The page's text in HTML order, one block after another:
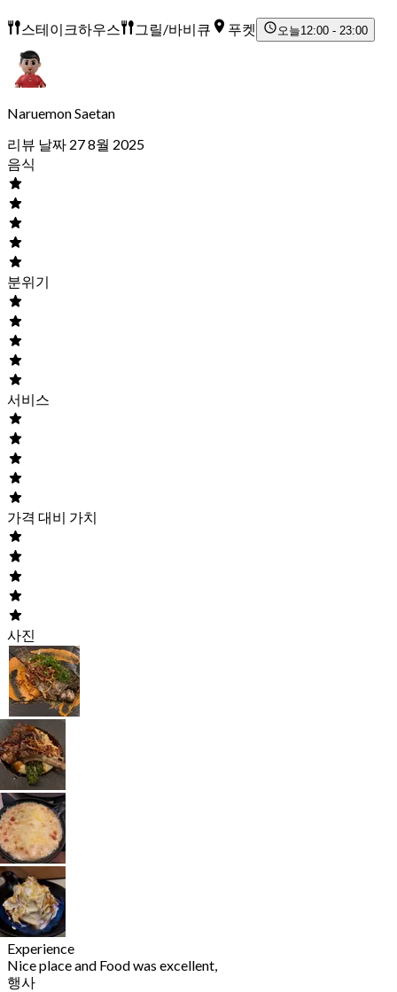
스테이크하우스 그릴/바비큐 푸켓 오늘12:00 - 23:00
Naruemon Saetan
리뷰 날짜 27 8월 2025
음식
분위기
서비스
가격 대비 가치
사진
Experience
Nice place and Food was excellent,
행사